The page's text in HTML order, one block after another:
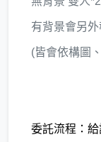
有背景會另外
(皆會依構圖
委託流程：